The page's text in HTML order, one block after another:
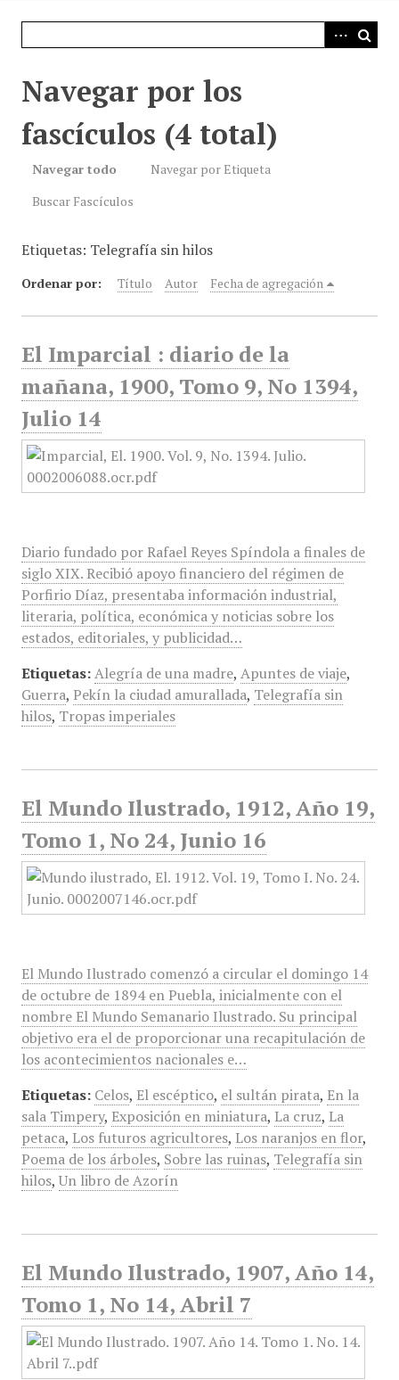
Navegar por los
fascículos (4 total)
Navegar todo
Navegar por Etiqueta
Buscar Fascículos
Etiquetas: Telegrafía sin hilos
Ordenar por: Título Autor Fecha de agregación
El Imparcial : diario de la
mañana, 1900, Tomo 9, No 1394,
Julio 14
Diario fundado por Rafael Reyes Spíndola a finales de
siglo XIX. Recibió apoyo financiero del régimen de
Porfirio Díaz, presentaba información industrial,
literaria, política, económica y noticias sobre los
estados, editoriales, y publicidad…
Etiquetas: Alegría de una madre, Apuntes de viaje,
Guerra, Pekín la ciudad amurallada, Telegrafía sin
hilos, Tropas imperiales
El Mundo Ilustrado, 1912, Año 19,
Tomo 1, No 24, Junio 16
El Mundo Ilustrado comenzó a circular el domingo 14
de octubre de 1894 en Puebla, inicialmente con el
nombre El Mundo Semanario Ilustrado. Su principal
objetivo era el de proporcionar una recapitulación de
los acontecimientos nacionales e…
Etiquetas: Celos, El escéptico, el sultán pirata, En la
sala Timpery, Exposición en miniatura, La cruz, La
petaca, Los futuros agricultores, Los naranjos en flor,
Poema de los árboles, Sobre las ruinas, Telegrafía sin
hilos, Un libro de Azorín
El Mundo Ilustrado, 1907, Año 14,
Tomo 1, No 14, Abril 7